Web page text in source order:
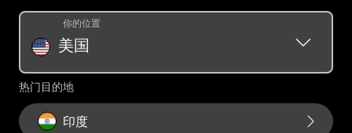
货币转换器
汇票
Swift/BIC
Western Union 预付款
汇款历史记录请求
奖励条款和条件
美国
你的位置
热门目的地
印度